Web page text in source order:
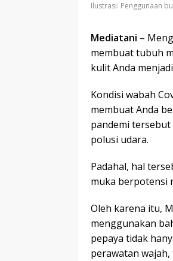
Ilustrasi: Penggunaan
Mediatani –
membuat tubuh
kulit Anda
Kondisi wabah
membuat Anda
pandemi
polusi udara.
Padahal, hal
muka berpotensi
Oleh karena itu,
menggunakan
pepaya tidak
perawatan